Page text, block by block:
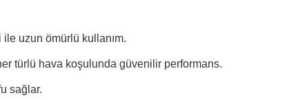
uzun ömürlü kullanım.
türlü hava koşulunda güvenilir performans.
sağlar.